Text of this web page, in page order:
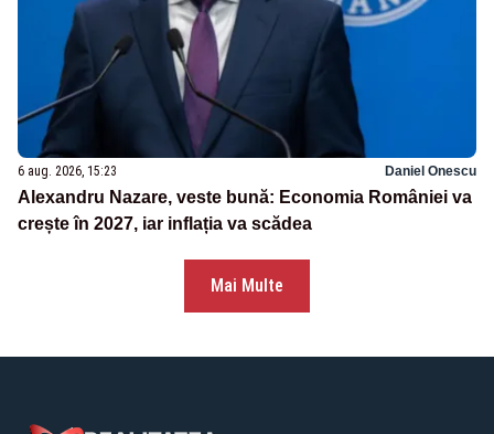
6 aug. 2026, 15:23 Daniel Onescu
Alexandru Nazare, veste bună: Economia României va
crește în 2027, iar inflația va scădea
Mai Multe